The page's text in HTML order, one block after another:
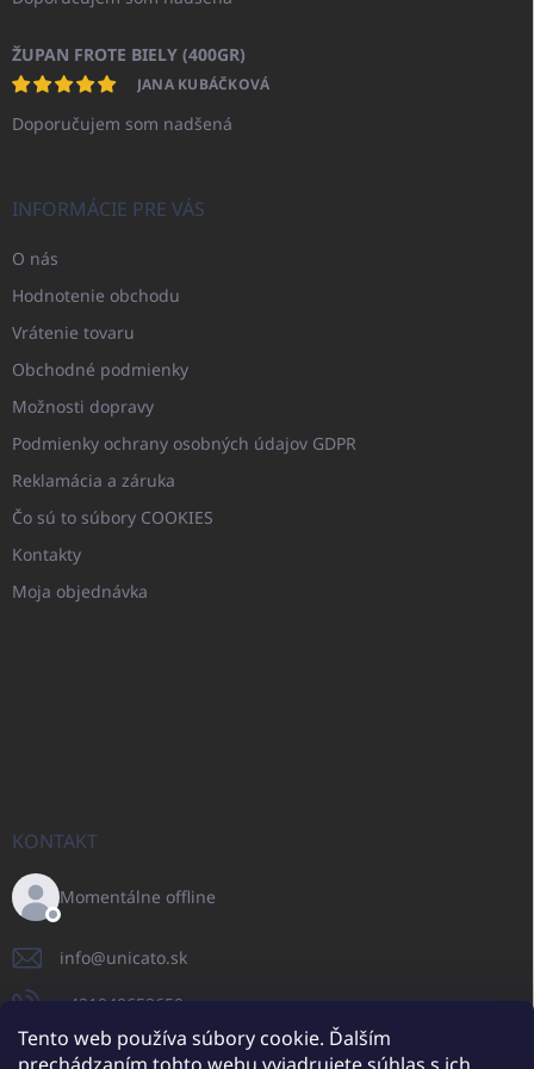
Tento web používa súbory cookie. Ďalším
ŽUPAN FROTE BIELY (400GR)
JANA KUBÁČKOVÁ
Doporučujem som nadšená
INFORMÁCIE PRE VÁS
O nás
Hodnotenie obchodu
Vrátenie tovaru
Obchodné podmienky
Možnosti dopravy
Podmienky ochrany osobných údajov GDPR
Reklamácia a záruka
Čo sú to súbory COOKIES
Kontakty
Moja objednávka
KONTAKT
Momentálne offline
info@unicato.sk
+421940652650